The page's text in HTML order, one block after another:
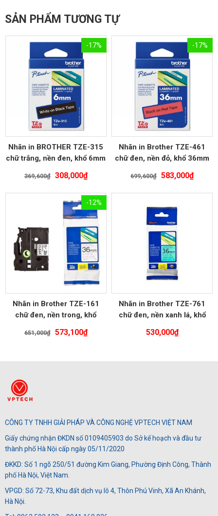
SẢN PHẨM TƯƠNG TỰ
-17%
Nhãn in BROTHER TZE-315
chữ trắng, nền đen, khổ 6mm
369,600₫
Giá
369,600₫.
308,000₫Giá
tại
là:
308,000₫.
-17%
Nhãn in Brother TZE-461
chữ đen, nền đỏ, khổ 36mm
699,600₫ Giá
699,600₫.
583,000₫Giá
-12%
Nhãn in Brother TZE-161
chữ đen, nền trong, khổ
651,000₫
Giá
573,100₫Giá
Nhãn in Brother TZE-761
chữ đen, nền xanh lá, khổ
530,000₫
CÔNG TY TNHH GIẢI PHÁP VÀ CÔNG NGHỆ VPTECH VIỆT NAM
Giấy chứng nhận ĐKDN số 0109405903 do Sở kế hoạch và đầu tư
thành phố Hà Nội cấp ngày 05/11/2020
ĐKKD: Số 1 ngõ 250/51 đường Kim Giang, Phường Định Công, Thành
phố Hà Nội, Việt Nam.
VPGD: Số 72-73, Khu đất dịch vụ lô 4, Thôn Phú Vinh, Xã An Khánh,
Hà Nội.